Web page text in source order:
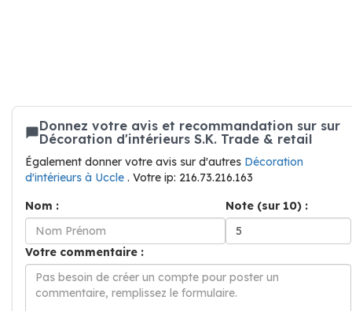
Donnez votre avis et recommandation sur sur
Décoration d'intérieurs S.K. Trade & retail
Également donner votre avis sur d'autres Décoration
d'intérieurs à Uccle . Votre ip: 216.73.216.163
Nom :
Note (sur 10) :
Votre commentaire :